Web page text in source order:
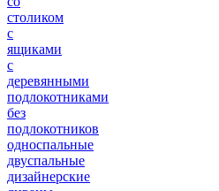
столиком
с
ящиками
с
деревянными
подлокотниками
без
подлокотников
односпальные
двуспальные
дизайнерские